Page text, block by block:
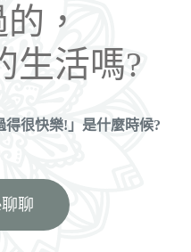
，
生活嗎?
很快樂!」 是什麼時候?
聊